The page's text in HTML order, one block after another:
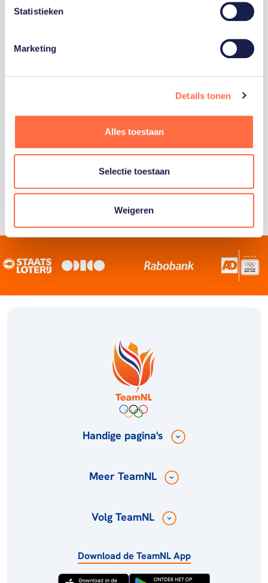
Statistieken
Marketing
Details tonen
Alles toestaan
Selectie toestaan
Weigeren
Trotse hoofdsponsor
Staatsloterij is trotse hoofdsponsor van
sportiefste land van de wereld maken.
Handige pagina's
Meer TeamNL
Volg TeamNL
Download de TeamNL App